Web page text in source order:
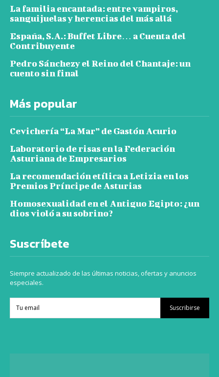
La familia encantada: entre vampiros,
sanguijuelas y herencias del más allá
España, S.A.: Buffet Libre… a Cuenta del
Contribuyente
Pedro Sánchezy el Reino del Chantaje: un
cuento sin final
Más popular
Cevichería “La Mar” de Gastón Acurio
Laboratorio de risas en la Federación
Asturiana de Empresarios
La recomendación etílica a Letizia en los
Premios Príncipe de Asturias
Homosexualidad en el Antiguo Egipto: ¿un
dios violó a su sobrino?
Suscríbete
Siempre actualizado de las últimas noticias, ofertas y anuncios
especiales.
Suscribirse